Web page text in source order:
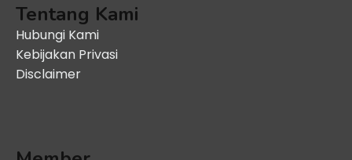
Tentang Kami
Hubungi Kami
Kebijakan Privasi
Disclaimer